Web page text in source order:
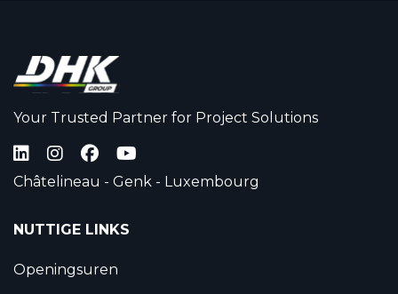
Your Trusted Partner for Project Solutions
Châtelineau - Genk - Luxembourg
NUTTIGE LINKS
Openingsuren